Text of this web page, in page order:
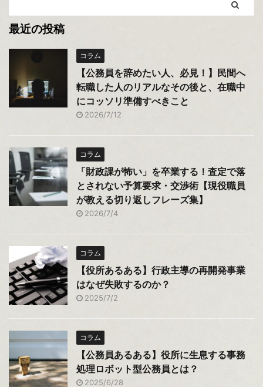
最近の投稿
コラム
【公務員を辞めたい人、必見！】民間へ
転職した人のリアルなその後と、在職中
にコッソリ準備すべきこと
2026/7/12
コラム
「財政課が怖い」を卒業する！査定で落
とされない予算要求・交渉術【現役職員
が教える切り返しフレーズ集】
2026/7/4
コラム
【役所あるある】行政主導の再開発事業
はなぜ失敗するのか？
2025/7/2
コラム
【公務員あるある】役所に生息する事務
処理ロボット型公務員とは？
2025/6/28